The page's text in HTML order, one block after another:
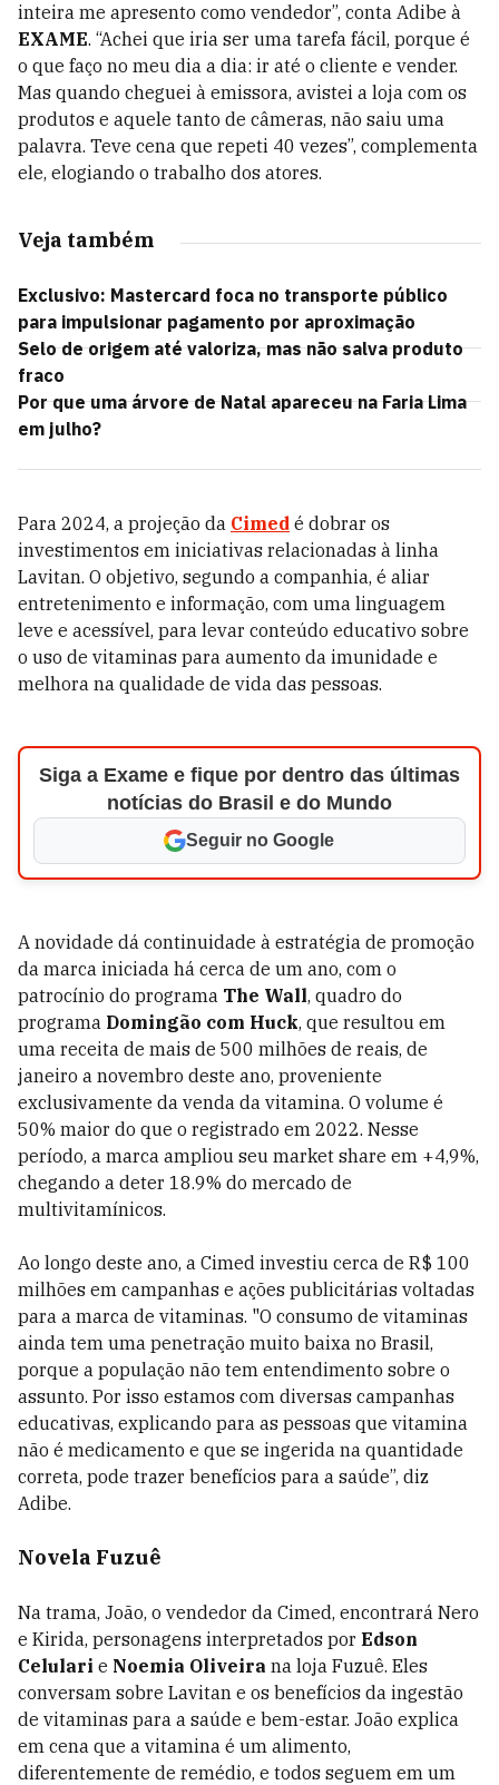
inteira me apresento como vendedor”, conta Adibe à
EXAME. “Achei que iria ser uma tarefa fácil, porque é
o que faço no meu dia a dia: ir até o cliente e vender.
Mas quando cheguei à emissora, avistei a loja com os
produtos e aquele tanto de câmeras, não saiu uma
palavra. Teve cena que repeti 40 vezes”, complementa
ele, elogiando o trabalho dos atores.
Veja também
Exclusivo: Mastercard foca no transporte público
para impulsionar pagamento por aproximação
Selo de origem até valoriza, mas não salva produto
fraco
Por que uma árvore de Natal apareceu na Faria Lima
em julho?
Para 2024, a projeção da Cimed é dobrar os
investimentos em iniciativas relacionadas à linha
Lavitan. O objetivo, segundo a companhia, é aliar
entretenimento e informação, com uma linguagem
leve e acessível, para levar conteúdo educativo sobre
o uso de vitaminas para aumento da imunidade e
melhora na qualidade de vida das pessoas.
Siga a Exame e fique por dentro das últimas
notícias do Brasil e do Mundo
Seguir no Google
A novidade dá continuidade à estratégia de promoção
da marca iniciada há cerca de um ano, com o
patrocínio do programa The Wall, quadro do
programa Domingão com Huck, que resultou em
uma receita de mais de 500 milhões de reais, de
janeiro a novembro deste ano, proveniente
exclusivamente da venda da vitamina. O volume é
50% maior do que o registrado em 2022. Nesse
período, a marca ampliou seu market share em +4,9%,
chegando a deter 18.9% do mercado de
multivitamínicos.
Ao longo deste ano, a Cimed investiu cerca de R$ 100
milhões em campanhas e ações publicitárias voltadas
para a marca de vitaminas. "O consumo de vitaminas
ainda tem uma penetração muito baixa no Brasil,
porque a população não tem entendimento sobre o
assunto. Por isso estamos com diversas campanhas
educativas, explicando para as pessoas que vitamina
não é medicamento e que se ingerida na quantidade
correta, pode trazer benefícios para a saúde”, diz
Adibe.
Novela Fuzuê
Na trama, João, o vendedor da Cimed, encontrará Nero
e Kirida, personagens interpretados por Edson
Celulari e Noemia Oliveira na loja Fuzuê. Eles
conversam sobre Lavitan e os benefícios da ingestão
de vitaminas para a saúde e bem-estar. João explica
em cena que a vitamina é um alimento,
diferentemente de remédio, e todos seguem em um